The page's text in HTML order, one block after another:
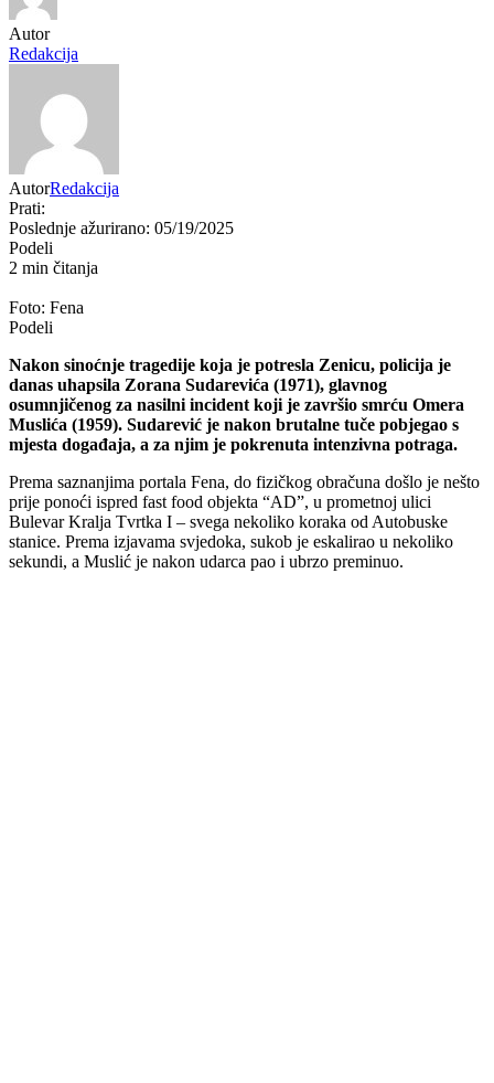
Autor
Redakcija
AutorRedakcija
Prati:
Poslednje ažurirano: 05/19/2025
Podeli
2 min čitanja
Foto: Fena
Podeli
Nakon sinoćnje tragedije koja je potresla Zenicu, policija je
danas uhapsila Zorana Sudarevića (1971), glavnog
osumnjičenog za nasilni incident koji je završio smrću Omera
Muslića (1959). Sudarević je nakon brutalne tuče pobjegao s
mjesta događaja, a za njim je pokrenuta intenzivna potraga.
Prema saznanjima portala Fena, do fizičkog obračuna došlo je nešto
prije ponoći ispred fast food objekta “AD”, u prometnoj ulici
BulevarKralja Tvrtka I – svega nekoliko koraka od Autobuske
stanice. Prema izjavama svjedoka, sukob je eskalirao u nekoliko
sekundi, a Muslić je nakon udarca pao i ubrzo preminuo.